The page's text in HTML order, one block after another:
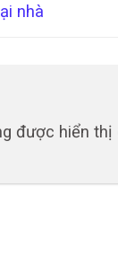
nhà
được hiển thị